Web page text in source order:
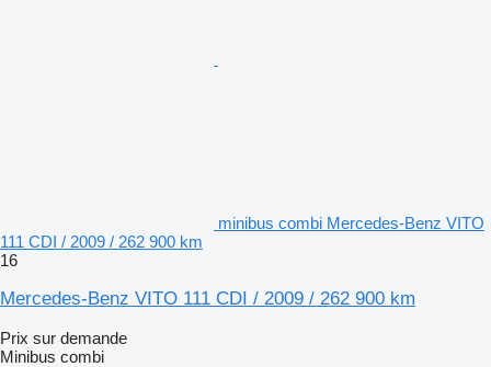
minibus combi Mercedes-Benz VITO
111 CDI / 2009 / 262 900 km
16
Mercedes-Benz VITO 111 CDI / 2009 / 262 900 km
Prix sur demande
Minibus combi